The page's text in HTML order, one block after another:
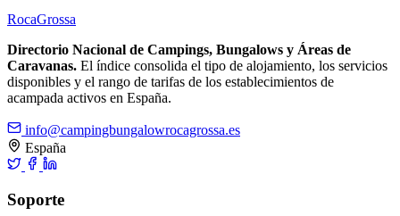
RocaGrossa
Directorio Nacional de Campings, Bungalows y Áreas de
Caravanas. El índice consolida el tipo de alojamiento, los servicios
disponibles y el rango de tarifas de los establecimientos de
acampada activos en España.
info@campingbungalowrocagrossa.es
España
Soporte